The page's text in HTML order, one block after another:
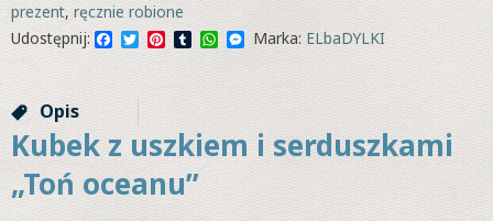
prezent, ręcznie robione
Udostępnij:
Facebook
TwitterPinterest
TumblrWhatsApp
Messenger
Marka: ELbaDYLKI
Opis
Kubek z uszkiem i serduszkami
„Toń oceanu”